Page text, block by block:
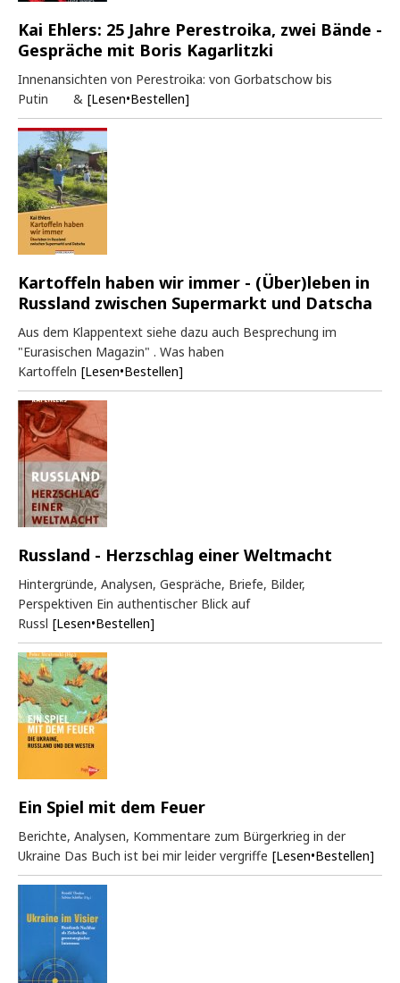
Kai Ehlers: 25 Jahre Perestroika, zwei Bände -
Gespräche mit Boris Kagarlitzki
Innenansichten von Perestroika: von Gorbatschow bis
Putin & [Lesen•Bestellen]
Kartoffeln haben wir immer - (Über)leben in
Russland zwischen Supermarkt und Datscha
Aus dem Klappentext siehe dazu auch Besprechung im
"Eurasischen Magazin" . Was haben
Kartoffeln [Lesen•Bestellen]
Russland - Herzschlag einer Weltmacht
Hintergründe, Analysen, Gespräche, Briefe, Bilder,
Perspektiven Ein authentischer Blick auf
Russl [Lesen•Bestellen]
Ein Spiel mit dem Feuer
Berichte, Analysen, Kommentare zum Bürgerkrieg in der
Ukraine Das Buch ist bei mir leider vergriffe [Lesen•Bestellen]